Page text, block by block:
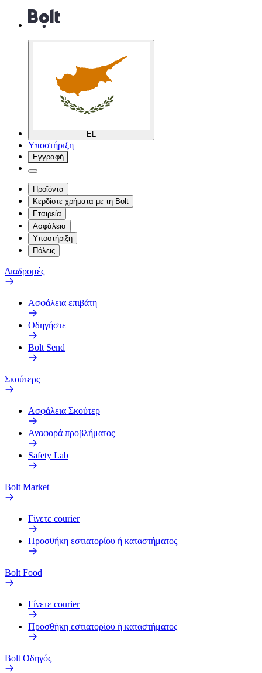
EL
Υποστήριξη
Εγγραφή
Προϊόντα
Κερδίστε χρήματα με τη Bolt
Εταιρεία
Ασφάλεια
Υποστήριξη
Πόλεις
Διαδρομές
Ασφάλεια επιβάτη
Οδηγήστε
Bolt Send
Σκούτερς
Ασφάλεια Σκούτερ
Αναφορά προβλήματος
Safety Lab
Bolt Market
Γίνετε courier
Προσθήκη εστιατορίου ή καταστήματος
Bolt Food
Γίνετε courier
Προσθήκη εστιατορίου ή καταστήματος
Bolt Οδηγός